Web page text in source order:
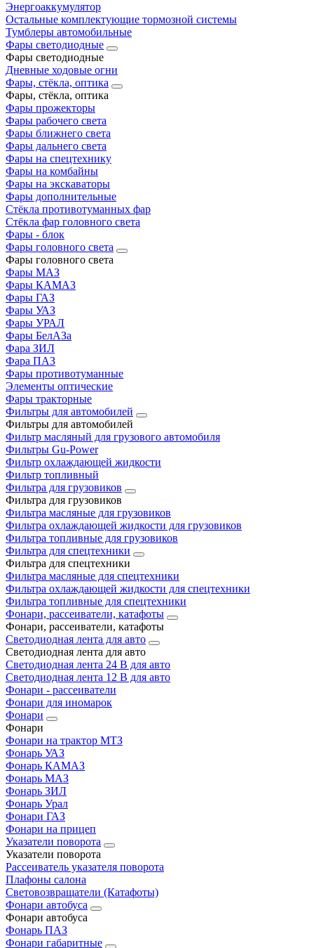
Энергоаккумулятор
Остальные комплектующие тормозной системы
Тумблеры автомобильные
Фары светодиодные
Фары светодиодные
Дневные ходовые огни
Фары, стёкла, оптика
Фары, стёкла, оптика
Фары прожекторы
Фары рабочего света
Фары ближнего света
Фары дальнего света
Фары на спецтехнику
Фары на комбайны
Фары на экскаваторы
Фары дополнительные
Стёкла противотуманных фар
Стёкла фар головного света
Фары - блок
Фары головного света
Фары головного света
Фары МАЗ
Фары КАМАЗ
Фары ГАЗ
Фары УАЗ
Фары УРАЛ
Фары БелАЗа
Фара ЗИЛ
Фара ПАЗ
Фары противотуманные
Элементы оптические
Фары тракторные
Фильтры для автомобилей
Фильтры для автомобилей
Фильтр масляный для грузового автомобиля
Фильтры Gu-Power
Фильтр охлаждающей жидкости
Фильтр топливный
Фильтра для грузовиков
Фильтра для грузовиков
Фильтра масляные для грузовиков
Фильтра охлаждающей жидкости для грузовиков
Фильтра топливные для грузовиков
Фильтра для спецтехники
Фильтра для спецтехники
Фильтра масляные для спецтехники
Фильтра охлаждающей жидкости для спецтехники
Фильтра топливные для спецтехники
Фонари, рассеиватели, катафоты
Фонари, рассеиватели, катафоты
Светодиодная лента для авто
Светодиодная лента для авто
Светодиодная лента 24 В для авто
Светодиодная лента 12 В для авто
Фонари - рассеиватели
Фонари для иномарок
Фонари
Фонари
Фонари на трактор МТЗ
Фонарь УАЗ
Фонарь КАМАЗ
Фонарь МАЗ
Фонарь ЗИЛ
Фонарь Урал
Фонари ГАЗ
Фонари на прицеп
Указатели поворота
Указатели поворота
Рассеиватель указателя поворота
Плафоны салона
Световозвращатели (Катафоты)
Фонари автобуса
Фонари автобуса
Фонарь ПАЗ
Фонари габаритные